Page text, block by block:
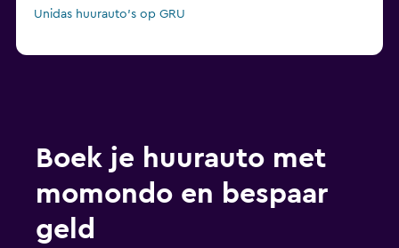
Unidas huurauto's op GRU
Boek je huurauto met
momondo en bespaar
geld